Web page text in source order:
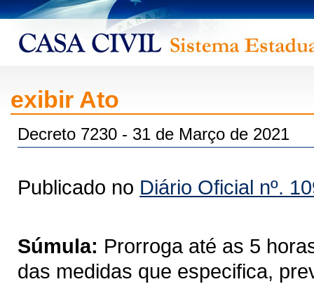
exibir Ato
Decreto 7230 - 31 de Março de 2021
Publicado no Diário Oficial nº.
Súmula: Prorroga até as 5
das medidas que especifica,